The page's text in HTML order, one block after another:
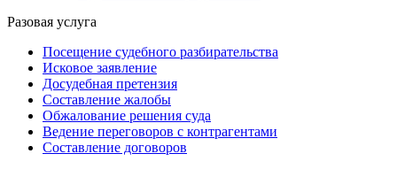
Разовая услуга
Посещение судебного разбирательства
Исковое заявление
Досудебная претензия
Составление жалобы
Обжалование решения суда
Ведение переговоров с контрагентами
Составление договоров